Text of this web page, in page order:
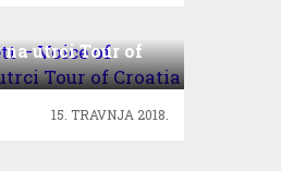
utrci Tour of
Croatia
15. TRAVNJA 2018.